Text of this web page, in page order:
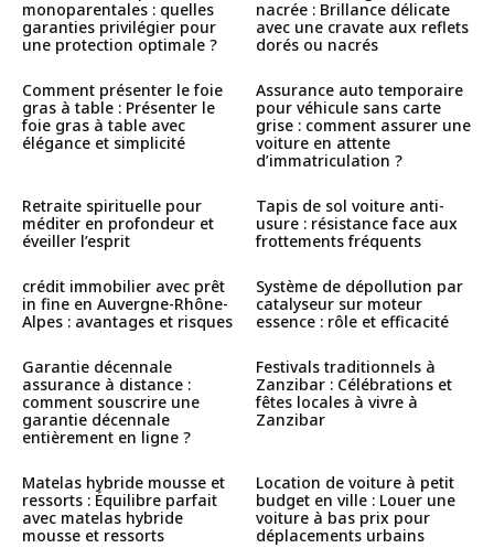
monoparentales : quelles
garanties privilégier pour
une protection optimale ?
nacrée : Brillance délicate
avec une cravate aux reflets
dorés ou nacrés
Comment présenter le foie
gras à table : Présenter le
foie gras à table avec
élégance et simplicité
Assurance auto temporaire
pour véhicule sans carte
grise : comment assurer une
voiture en attente
d’immatriculation ?
Retraite spirituelle pour
méditer en profondeur et
éveiller l’esprit
Tapis de sol voiture anti-
usure : résistance face aux
frottements fréquents
crédit immobilier avec prêt
in fine en Auvergne-Rhône-
Alpes : avantages et risques
Système de dépollution par
catalyseur sur moteur
essence : rôle et efficacité
Garantie décennale
assurance à distance :
comment souscrire une
garantie décennale
entièrement en ligne ?
Festivals traditionnels à
Zanzibar : Célébrations et
fêtes locales à vivre à
Zanzibar
Matelas hybride mousse et
ressorts : Équilibre parfait
avec matelas hybride
mousse et ressorts
Location de voiture à petit
budget en ville : Louer une
voiture à bas prix pour
déplacements urbains